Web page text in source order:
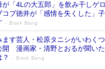
が「4Lの大五郎」を飲み干しゲ
ブ徳井が「感情を失くした」
Book Bang
す芸人・松原タニシがいわくつ
開 漫画家・清野とおるが聞い
Book Bang